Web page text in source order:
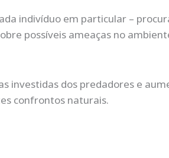
indivíduo em particular –
possíveis ameaças no
investidas dos predadores e
confrontos naturais.